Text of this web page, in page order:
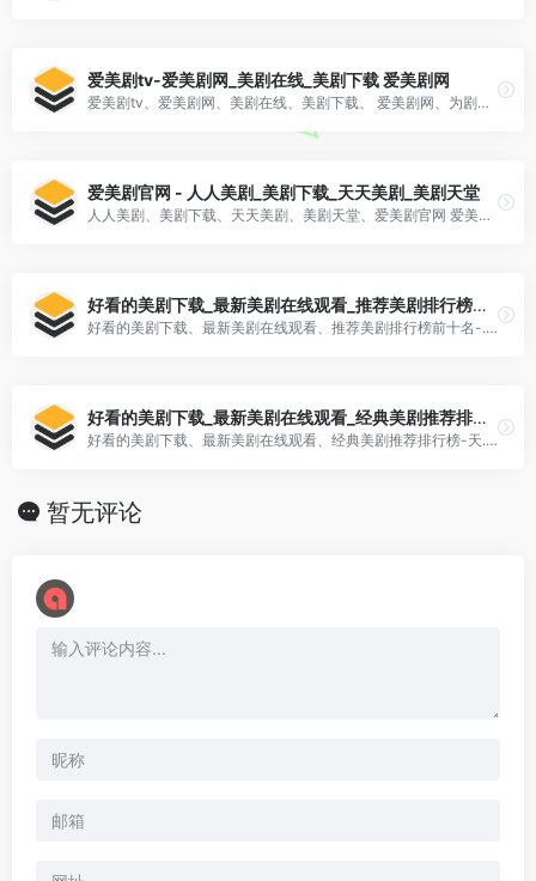
爱美剧tv-爱美剧网_美剧在线_美剧下载 爱美剧网
爱美剧tv、爱美剧网、美剧在线、美剧下载、 爱美剧网、为剧迷提供最新最全的美剧在线观看和下载,推荐各种高清美剧资源,包括动作枪战、灵异惊悚、科幻魔幻、罪案谍战、情景喜剧、综艺选秀等各种类型的美剧。
爱美剧官网 - 人人美剧_美剧下载_天天美剧_美剧天堂
人人美剧、美剧下载、天天美剧、美剧天堂、爱美剧官网 爱美剧官网是国外一家可在线观看、美剧下载的美剧天堂,专业提供高清好看的人人美剧,美剧在线观看,美剧下载,第一时间为广大美剧迷推荐精彩好看的天天美剧节目。
好看的美剧下载_最新美剧在线观看_推荐美剧排行榜前十名
好看的美剧下载、最新美剧在线观看、推荐美剧排行榜前十名-... 天天美剧网提供海量高清好看的美剧,最新美剧在线观看,美剧排行榜前十名。
好看的美剧下载_最新美剧在线观看_经典美剧推荐排行榜
好看的美剧下载、最新美剧在线观看、经典美剧推荐排行榜-天... 天天美剧网提供海量高清好看的美剧下载,最新美剧在线观看,经典美剧推荐排行榜。
暂无评论